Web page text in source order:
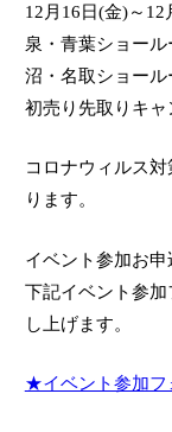
12月16日(金)～12
泉・青葉ショー
沼・名取ショール
初売り先取りキャ
コロナウィルス
ります。
イベント参加お申
下記イベント参
し上げます。
★イベント参加